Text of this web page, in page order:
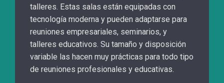
talleres. Estas salas están equipadas con
tecnología moderna y pueden adaptarse para
reuniones empresariales, seminarios, y
talleres educativos. Su tamaño y disposición
variable las hacen muy prácticas para todo tipo
de reuniones profesionales y educativas.